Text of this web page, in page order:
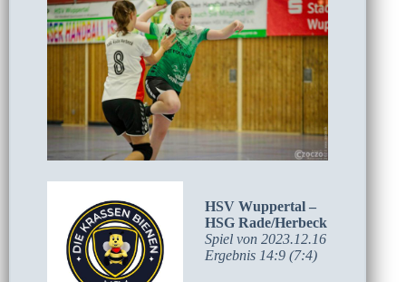
HSV Wuppertal –
HSG Rade/Herbeck
Spiel von 2023.12.16
Ergebnis 14:9 (7:4)